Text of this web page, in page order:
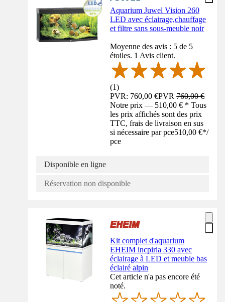
Aquarium Juwel Vision 260
LED avec éclairage,chauffage
et filtre sans sous-meuble noir
Moyenne des avis : 5 de 5
étoiles. 1 Avis client.
(1)
PVR: 760,00 €PVR760,00 €
Notre prix — 510,00 € * Tous
les prix affichés sont des prix
TTC, frais de livraison en sus
si nécessaire par pce510,00 €*/
pce
Disponible en ligne
Réservation non disponible
Kit complet d'aquarium
EHEIM incpiria 330 avec
éclairage à LED et meuble bas
éclairé alpin
Cet article n'a pas encore été
noté.